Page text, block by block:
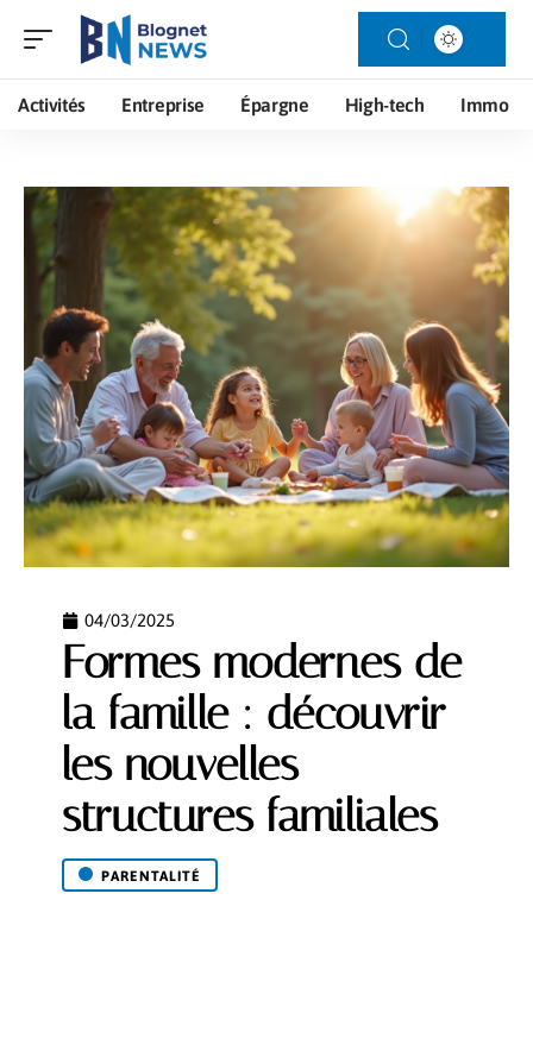
Activités Entreprise Épargne High-tech Immo
04/03/2025
Formes modernes de
la famille : découvrir
les nouvelles
structures familiales
PARENTALITÉ